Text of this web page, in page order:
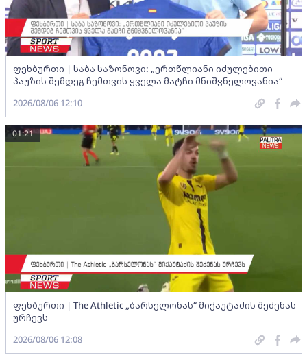
ფეხბურთი | საბა საზონოვი: „ერთწლიანი იძულებითი
პაუზის შემდეგ ჩემთვის ყველა მატჩი მნიშვნელოვანია“
2026/08/06 12:10
ფეხბურთი | The Athletic „ბარსელონას“ მიქაუტაძის შეძენას
ურჩევს
01:21
2026/08/06 12:08